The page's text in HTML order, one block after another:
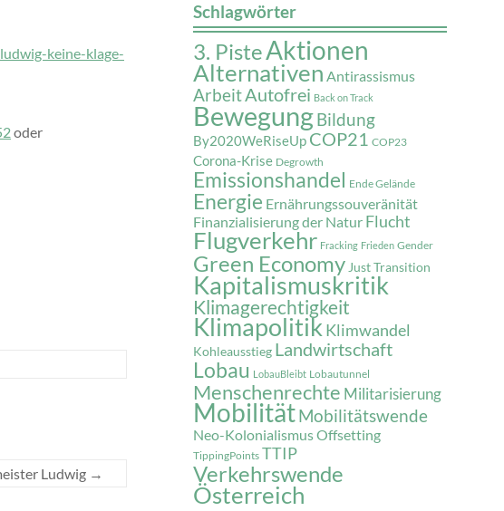
keine-klage-
oder
Ludwig →
Schlagwörter
3. PisteAktionen
Alternativen Antirassismus
ArbeitAutofrei Back on Track
BewegungBildung
By2020WeRiseUp COP21 COP23
Corona-Krise Degrowth
Emissionshandel Ende Gelände
Energie Ernährungssouveränität
Finanzialisierung der Natur Flucht
Flugverkehr Fracking Frieden Gender
Green EconomyJust Transition
Kapitalismuskritik
Klimagerechtigkeit
Klimapolitik Klimwandel
Kohleausstieg Landwirtschaft
Lobau LobauBleibt Lobautunnel
Menschenrechte Militarisierung
MobilitätMobilitätswende
Neo-KolonialismusOffsetting
TippingPoints TTIP
Verkehrswende
Österreich